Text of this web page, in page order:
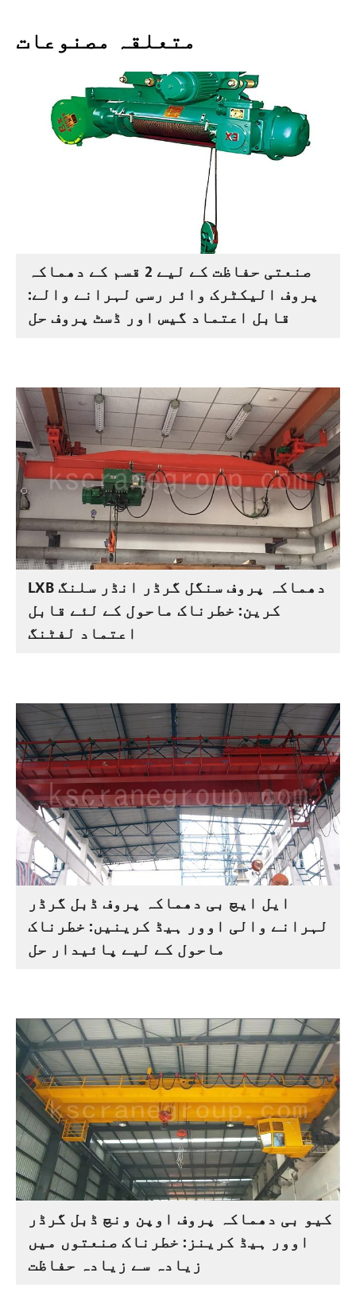
متعلقہ مصنوعات
صنعتی حفاظت کے لیے 2 قسم کے دھماکہ
پروف الیکٹرک وائر رسی لہرانے والے:
قابل اعتماد گیس اور ڈسٹ پروف حل
LXB دھماکہ پروف سنگل گرڈر انڈر سلنگ
کرین: خطرناک ماحول کے لئے قابل
اعتماد لفٹنگ
ایل ایچ بی دھماکہ پروف ڈبل گرڈر
لہرانے والی اوور ہیڈ کرینیں: خطرناک
ماحول کے لیے پائیدار حل
کیو بی دھماکہ پروف اوپن ونچ ڈبل گرڈر
اوور ہیڈ کرینز: خطرناک صنعتوں میں
زیادہ سے زیادہ حفاظت